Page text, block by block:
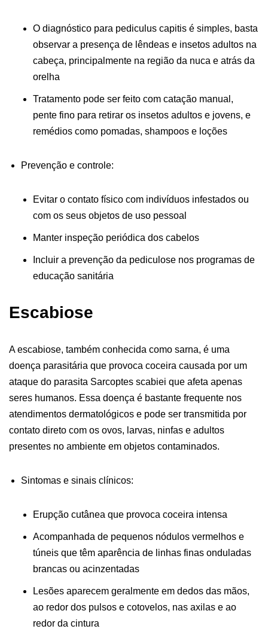
O diagnóstico para pediculus capitis é simples, basta
observar a presença de lêndeas e insetos adultos na
cabeça, principalmente na região da nuca e atrás da
orelha
Tratamento pode ser feito com catação manual,
pente fino para retirar os insetos adultos e jovens, e
remédios como pomadas, shampoos e loções
Prevenção e controle:
Evitar o contato físico com indivíduos infestados ou
com os seus objetos de uso pessoal
Manter inspeção periódica dos cabelos
Incluir a prevenção da pediculose nos programas de
educação sanitária
Escabiose
A escabiose, também conhecida como sarna, é uma
doença parasitária que provoca coceira causada por um
ataque do parasita Sarcoptes scabiei que afeta apenas
seres humanos. Essa doença é bastante frequente nos
atendimentos dermatológicos e pode ser transmitida por
contato direto com os ovos, larvas, ninfas e adultos
presentes no ambiente em objetos contaminados.
Sintomas e sinais clínicos:
Erupção cutânea que provoca coceira intensa
Acompanhada de pequenos nódulos vermelhos e
túneis que têm aparência de linhas finas onduladas
brancas ou acinzentadas
Lesões aparecem geralmente em dedos das mãos,
ao redor dos pulsos e cotovelos, nas axilas e ao
redor da cintura